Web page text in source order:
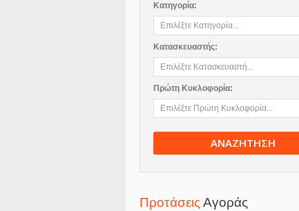
Κατηγορία:
Κατασκευαστής:
Πρώτη Κυκλοφορία:
ΑΝΑΖΗΤΗΣΗ
ΠροτάσειςΑγοράς